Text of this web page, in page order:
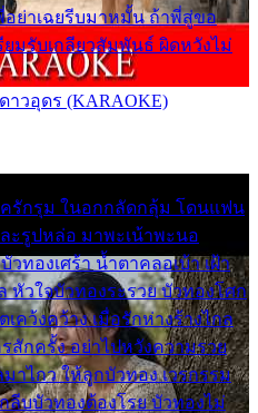
อย่าเฉยรีบมาหมั้น ถ้าพี่สู่ขอ
มรับเกลียวสัมพันธ์ ผิดหวังไม่
วอุดร (KARAOKE)
ครักรุม ในอกกลัดกลุ้ม โดนแฟน
ะรูปหล่อ มาพะเน้าพะนอ
วทองเศร้า น้ำตาคลอเบ้า เฝ้า
วใจบัวทองระรวย บัวทองโศก
เคว้งคว้าง เมื่อรักห่างร้างไกล
สักครั้ง อย่าไปหวังความรวย
าไกว ให้ลูกบัวทอง เวรกรรม
ลีบบัวทองต้องโรย บัวทองไม่